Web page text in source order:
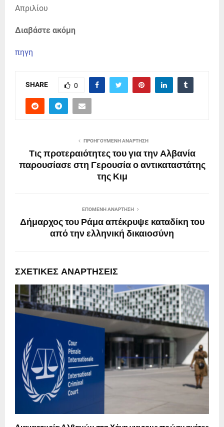
Απριλίου
Διαβάστε ακόμη
πηγη
SHARE 0
ΠΡΟΗΓΟΎΜΕΝΗ ΑΝΆΡΤΗΣΗ
Τις προτεραιότητες του για την Αλβανία
παρουσίασε στη Γερουσία ο αντικαταστάτης
της Κιμ
ΕΠΌΜΕΝΗ ΑΝΆΡΤΗΣΗ
Δήμαρχος του Ράμα απέκρυψε καταδίκη του
από την ελληνική δικαιοσύνη
ΣΧΕΤΙΚΈΣ ΑΝΑΡΤΉΣΕΙΣ